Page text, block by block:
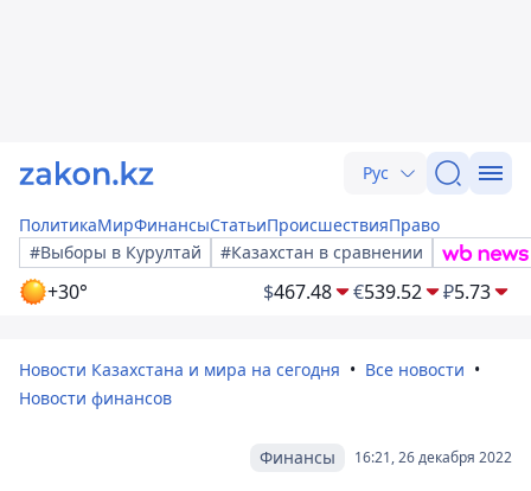
Рус
ПолитикаМирФинансыСтатьиПроисшествияПраво
#Выборы в Курултай
#Казахстан в сравнении
+30° $467.48 €539.52 ₽5.73
Новости Казахстана и мира на сегодня
Все новости
Новости финансов
16:21, 26 декабря 2022
Финансы